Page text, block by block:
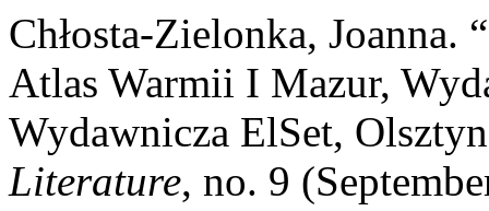
Chłosta-Zielonka,
Atlas Warmii I Mazur,
Wydawnicza ElSet,
Literature, no. 9